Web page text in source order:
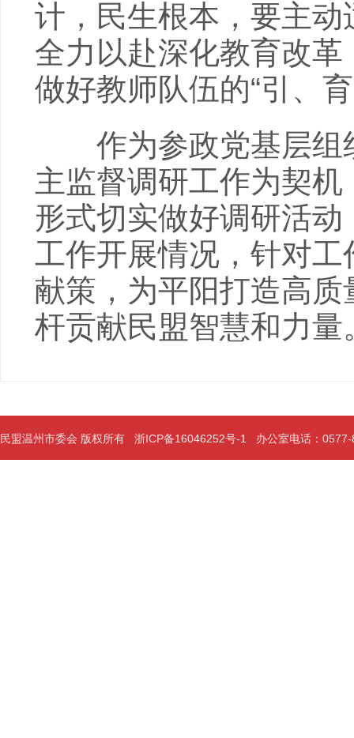
计，民生根本，要主
全力以赴深化教育改
做好教师队伍的“引、
作为参政党基层组
主监督调研工作为契
形式切实做好调研活
工作开展情况，针对
献策，为平阳打造高
杆贡献民盟智慧和力量
民盟温州市委会 版权所有 浙ICP备16046252号-1 办公室电话：